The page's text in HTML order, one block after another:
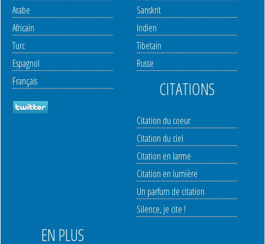
Arabe
Africain
Turc
Espagnol
Français
Sanskrit
Indien
Tibetain
Russe
CITATIONS
Citation du coeur
Citation du ciel
Citation en larme
Citation en lumière
Un parfum de citation
Silence, je cite !
EN PLUS